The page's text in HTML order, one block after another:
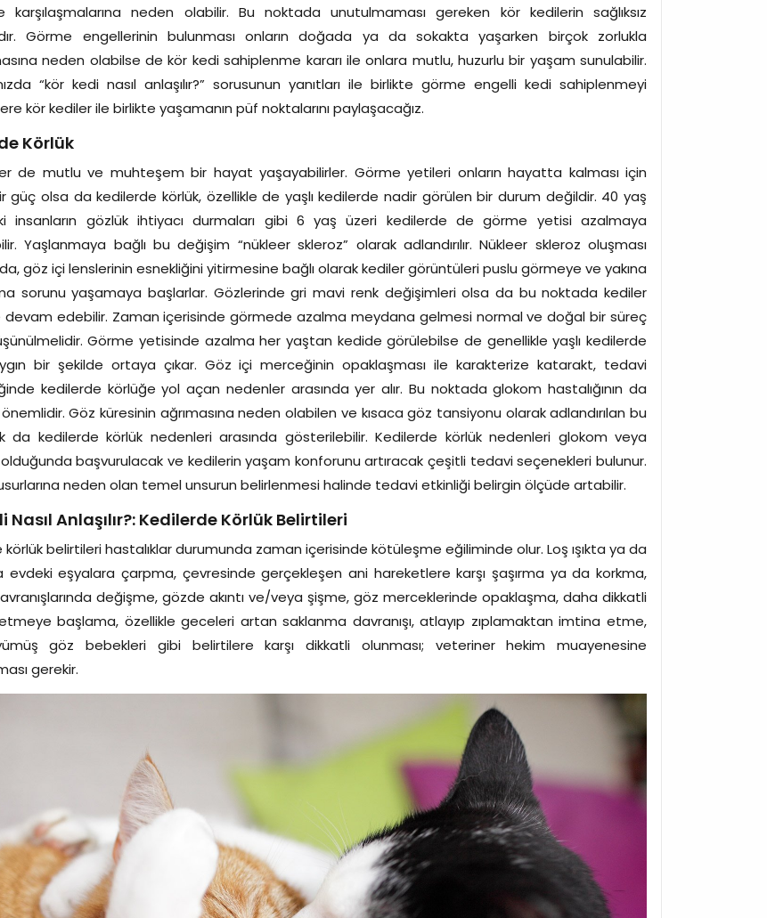
karşılaşmalarına neden olabilir. Bu noktada unutulmaması gereken kör kedilerin sağlıksız
Görme engellerinin bulunması onların doğada ya da sokakta yaşarken birçok zorlukla
neden olabilse de kör kedi sahiplenme kararı ile onlara mutlu, huzurlu bir yaşam sunulabilir.
“kör kedi nasıl anlaşılır?” sorusunun yanıtları ile birlikte görme engelli kedi sahiplenmeyi
kör kediler ile birlikte yaşamanın püf noktalarını paylaşacağız.
Körlük
de mutlu ve muhteşem bir hayat yaşayabilirler. Görme yetileri onların hayatta kalması için
güç olsa da kedilerde körlük, özellikle de yaşlı kedilerde nadir görülen bir durum değildir. 40 yaş
insanların gözlük ihtiyacı durmaları gibi 6 yaş üzeri kedilerde de görme yetisi azalmaya
Yaşlanmaya bağlı bu değişim “nükleer skleroz” olarak adlandırılır. Nükleer skleroz oluşması
göz içi lenslerinin esnekliğini yitirmesine bağlı olarak kediler görüntüleri puslu görmeye ve yakına
sorunu yaşamaya başlarlar. Gözlerinde gri mavi renk değişimleri olsa da bu noktada kediler
edebilir. Zaman içerisinde görmede azalma meydana gelmesi normal ve doğal bir süreç
Görme yetisinde azalma her yaştan kedide görülebilse de genellikle yaşlı kedilerde
bir şekilde ortaya çıkar. Göz içi merceğinin opaklaşması ile karakterize katarakt, tedavi
kedilerde körlüğe yol açan nedenler arasında yer alır. Bu noktada glokom hastalığının da
Göz küresinin ağrımasına neden olabilen ve kısaca göz tansiyonu olarak adlandırılan bu
da kedilerde körlük nedenleri arasında gösterilebilir. Kedilerde körlük nedenleri glokom veya
başvurulacak ve kedilerin yaşam konforunu artıracak çeşitli tedavi seçenekleri bulunur.
neden olan temel unsurun belirlenmesi halinde tedavi etkinliği belirgin ölçüde artabilir.
Nasıl Anlaşılır?: Kedilerde Körlük Belirtileri
körlük belirtileri hastalıklar durumunda zaman içerisinde kötüleşme eğiliminde olur. Loş ışıkta ya da
evdeki eşyalara çarpma, çevresinde gerçekleşen ani hareketlere karşı şaşırma ya da korkma,
değişme, gözde akıntı ve/veya şişme, göz merceklerinde opaklaşma, daha dikkatli
başlama, özellikle geceleri artan saklanma davranışı, atlayıp zıplamaktan imtina etme,
göz bebekleri gibi belirtilere karşı dikkatli olunması; veteriner hekim muayenesine
gerekir.